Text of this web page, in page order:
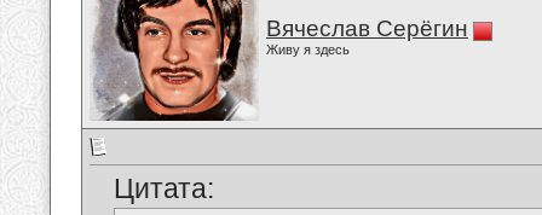
Вячеслав Серёгин
Живу я здесь
Цитата: